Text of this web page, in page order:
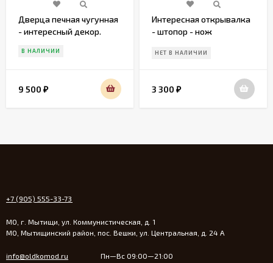
Дверца печная чугунная
- интересный декор.
В НАЛИЧИИ
9 500 ₽
Интересная открывалка
- штопор - нож
НЕТ В НАЛИЧИИ
3 300 ₽
+7 (905) 555-33-73
МО, г. Мытищи, ул. Коммунистическая, д. 1
МО, Мытищинский район, пос. Вешки, ул. Центральная, д. 24 А
info@oldkomod.ru Пн—Вс 09:00—21:00